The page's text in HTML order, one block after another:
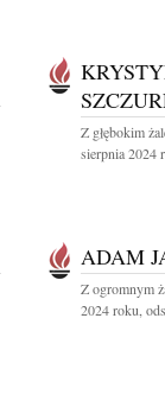
Z głębokim
sierpnia 2024
ADAM
Z ogromnym
2024 roku,